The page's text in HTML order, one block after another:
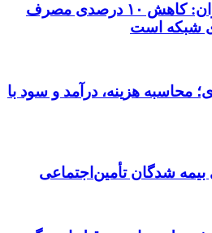
مدیرعامل برق تهران: کاهش ۱۰ درصدی مصرف
شبکه است
محاسبه هزینه، درآمد و سود با